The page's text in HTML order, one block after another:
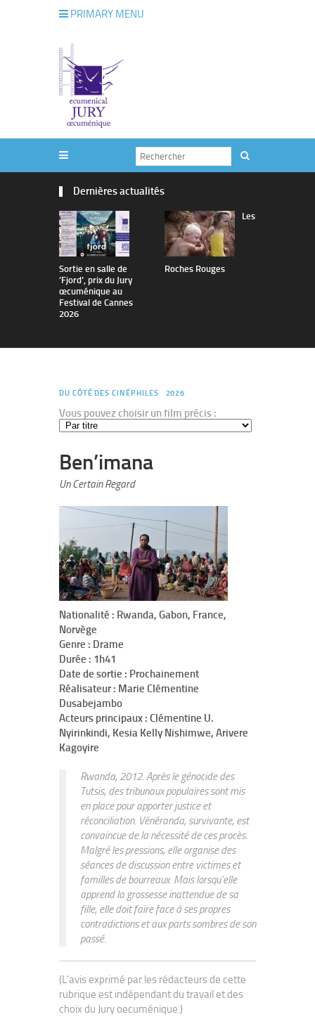
PRIMARY MENU
Dernières actualités
Sortie en salle de
’Fjord’, prix du Jury
œcuménique au
Festival de Cannes
2026
Les
Roches Rouges
DU CÔTÉ DES CINÉPHILES 2026
Vous pouvez choisir un film précis :
Ben’imana
Un Certain Regard
Nationalité : Rwanda, Gabon, France,
Norvège
Genre : Drame
Durée : 1h41
Date de sortie : Prochainement
Réalisateur : Marie Clémentine
Dusabejambo
Acteurs principaux : Clémentine U.
Nyirinkindi, Kesia Kelly Nishimwe, Arivere
Kagoyire
Rwanda, 2012. Après le génocide des
Tutsis, des tribunaux populaires sont mis
en place pour apporter justice et
réconciliation. Vénéranda, survivante, est
convaincue de la nécessité de ces procès.
Malgré les pressions, elle organise des
séances de discussion entre victimes et
familles de bourreaux. Mais lorsqu’elle
apprend la grossesse inattendue de sa
fille, elle doit faire face à ses propres
contradictions et aux parts sombres de son
passé.
(L'avis exprimé par les rédacteurs de cette
rubrique est indépendant du travail et des
choix du Jury oecuménique.)